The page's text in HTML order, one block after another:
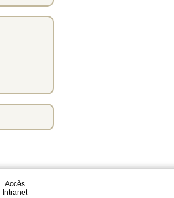
Accès
Intranet